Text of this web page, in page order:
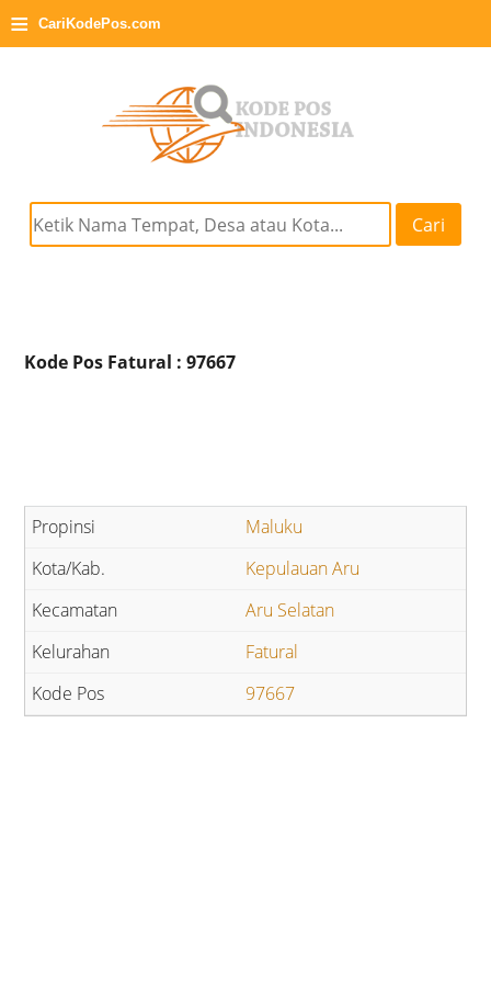
≡ CariKodePos.com
Cari
Kode Pos Fatural : 97667
Maluku
Kepulauan Aru
Aru Selatan
Fatural
97667